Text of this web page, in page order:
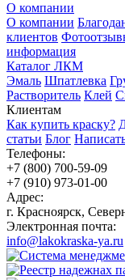
О компании
О компании
клиентов
информация
Каталог ЛКМ
Эмаль Шпатлевка
Растворитель Клей
Клиентам
Как купить краску?
статьи Блог
Телефоны:
+7 (800) 700-59-09
+7 (910) 973-01-00
Адрес:
г. Красноярск,
Электронная почта:
info@lakokraska-ya.ru